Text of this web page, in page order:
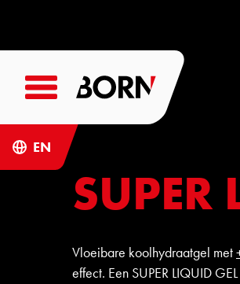
EN
SUPER
Vloeibare koolhydraatgel met
effect. Een SUPER LIQUID